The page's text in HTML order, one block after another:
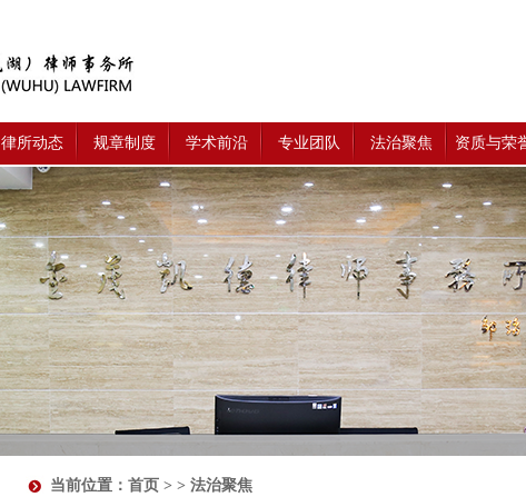
律所动态 规章制度 学术前沿 专业团队 法治聚焦 资质与荣
当前位置： 首页 > > 法治聚焦